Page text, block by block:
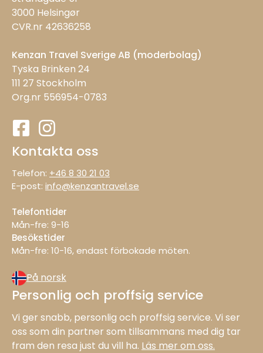
3000 Helsingør
CVR.nr 42636258
Kenzan Travel Sverige AB (moderbolag)
Tyska Brinken 24
111 27 Stockholm
Org.nr 556954-0783
Kontakta oss
Telefon: +46 8 30 21 03
E-post: info@kenzantravel.se
Telefontider
Mån-fre: 9−16
Besökstider
Mån−fre: 10−16, endast förbokade möten.
På norsk
Personlig och proffsig service
Vi ger snabb, personlig och proffsig service. Vi ser
oss som din partner som tillsammans med dig tar
fram den resa just du vill ha. Läs mer om oss.